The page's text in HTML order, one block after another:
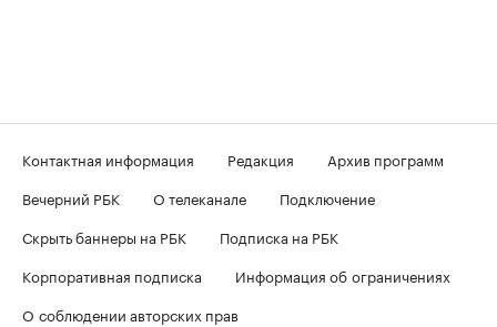
Контактная информация Редакция
Архив программ
Вечерний РБК
О телеканале
Подключение
Скрыть баннеры на РБК
Подписка на РБК
Корпоративная подписка
Информация об ограничениях
О соблюдении авторских прав